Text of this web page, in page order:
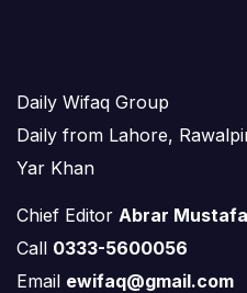
Daily Wifaq Group
Daily from Lahore,
Yar Khan
Chief Editor Abrar Mustafa
Call 0333-5600056
Email ewifaq@gmail.com